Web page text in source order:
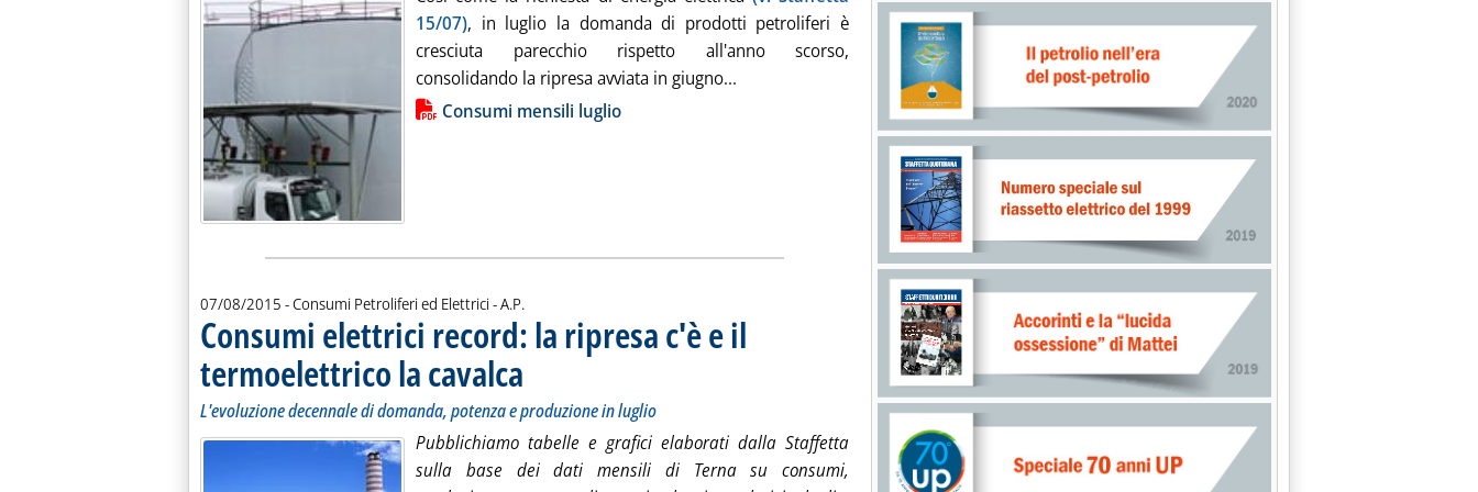
15/07), in luglio la domanda di prodotti petroliferi è
cresciuta parecchio rispetto all'anno scorso,
consolidando la ripresa avviata in giugno... Leggi tutta la notizia: 'Consumi petroliferi, la ripresa di luglio'
Lista allegati PDF alla notiziaConsumi mensili luglio
07/08/2015 - Consumi Petroliferi ed Elettrici -di:
A.P.
Consumi elettrici record: la ripresa c'è e il
termoelettrico la cavalca . Sottotitolo: L'evoluzione decennale di domanda, potenza e produzione in luglio
. Pubblicata venerdì 07 agosto 2015 alle 10.45.
L'evoluzione decennale di domanda, potenza e produzione in luglio
Pubblichiamo tabelle e grafici elaborati dalla Staffetta
sulla base dei dati mensili di Terna su consumi,